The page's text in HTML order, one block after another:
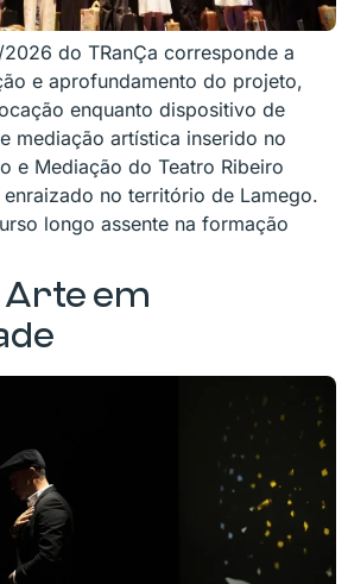
do TRanÇa corresponde a
e aprofundamento do projeto,
enquanto dispositivo de
mediação artística inserido no
e Mediação do Teatro Ribeiro
no território de Lamego.
longo assente na formação
Arte em